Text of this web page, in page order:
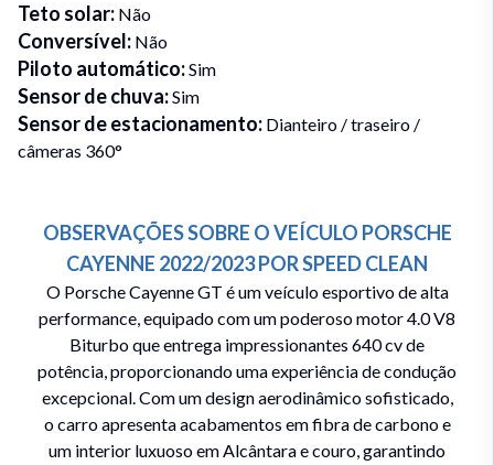
Teto solar: Não
Conversível: Não
Piloto automático:Sim
Sensor de chuva:Sim
Sensor de estacionamento: Dianteiro / traseiro /
câmeras 360°
OBSERVAÇÕES SOBRE O VEÍCULO PORSCHE
CAYENNE 2022/2023PORSPEED CLEAN
O Porsche Cayenne GT é um veículo esportivo de alta
performance, equipado com um poderoso motor 4.0 V8
Biturbo que entrega impressionantes 640 cv de
potência, proporcionando uma experiência de condução
excepcional. Com um design aerodinâmico sofisticado,
o carro apresenta acabamentos em fibra de carbono e
um interior luxuoso em Alcântara e couro, garantindo